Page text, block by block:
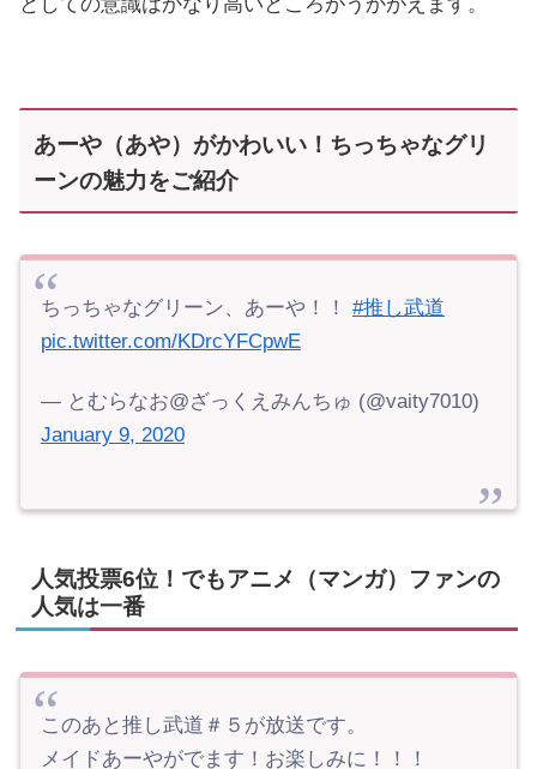
あーや（あや）がかわいい！ちっちゃなグリ
ーンの魅力をご紹介
ちっちゃなグリーン、あーや！！ #推し武道
pic.twitter.com/KDrcYFCpwE
— とむらなお@ざっくえみんちゅ (@vaity7010)
January 9, 2020
人気投票6位！でもアニメ（マンガ）ファンの
人気は一番
このあと推し武道＃５が放送です。
メイドあーやがでます！お楽しみに！！！